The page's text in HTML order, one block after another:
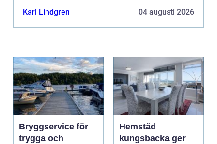
Karl Lindgren 04 augusti 2026
Bryggservice för
trygga och
Hemstäd
kungsbacka ger